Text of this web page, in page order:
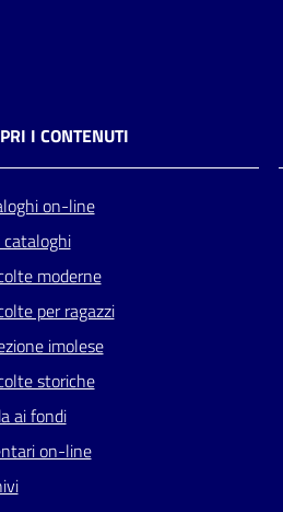
I CONTENUTI
on-line
moderne
per ragazzi
imolese
storiche
ai fondi
on-line